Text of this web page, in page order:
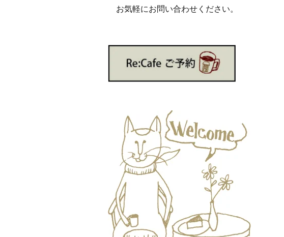
お気軽にお問い合わせください。